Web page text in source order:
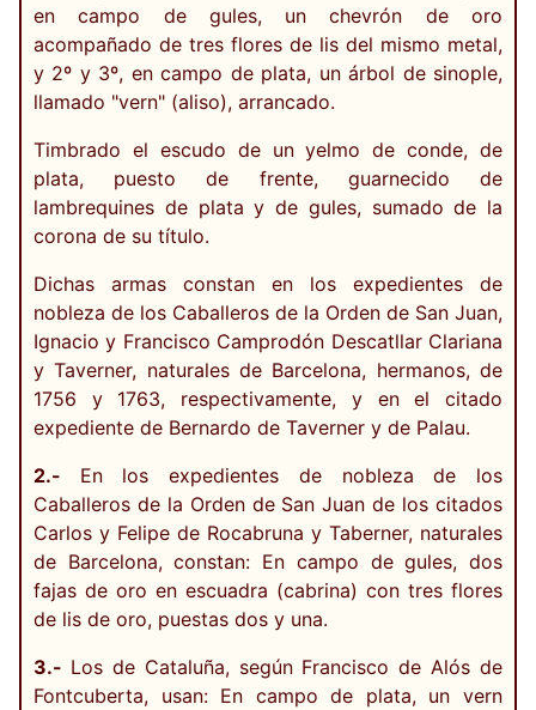
en campo de gules, un chevrón de oro
acompañado de tres flores de lis del mismo metal,
y 2º y 3º, en campo de plata, un árbol de sinople,
llamado "vern" (aliso), arrancado.
Timbrado el escudo de un yelmo de conde, de
plata, puesto de frente, guarnecido de
lambrequines de plata y de gules, sumado de la
corona de su título.
Dichas armas constan en los expedientes de
nobleza de los Caballeros de la Orden de San Juan,
Ignacio y Francisco Camprodón Descatllar Clariana
y Taverner, naturales de Barcelona, hermanos, de
1756 y 1763, respectivamente, y en el citado
expediente de Bernardo de Taverner y de Palau.
2.- En los expedientes de nobleza de los
Caballeros de la Orden de San Juan de los citados
Carlos y Felipe de Rocabruna y Taberner, naturales
de Barcelona, constan: En campo de gules, dos
fajas de oro en escuadra (cabrina) con tres flores
de lis de oro, puestas dos y una.
3.- Los de Cataluña, según Francisco de Alós de
Fontcuberta, usan: En campo de plata, un vern